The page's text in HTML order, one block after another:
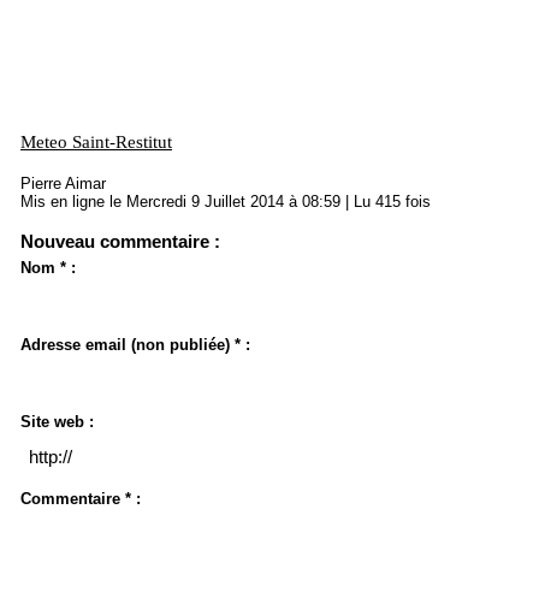
Meteo Saint-Restitut
Pierre Aimar
Mis en ligne le Mercredi 9 Juillet 2014 à 08:59 | Lu 415 fois
Nouveau commentaire :
Nom * :
Adresse email (non publiée) * :
Site web :
Commentaire * :